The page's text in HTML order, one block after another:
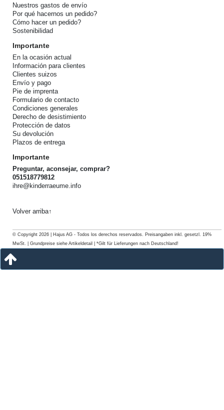
Nuestros gastos de envío
Por qué hacernos un pedido?
Cómo hacer un pedido?
Sostenibilidad
Importante
En la ocasión actual
Información para clientes
Clientes suizos
Envío y pago
Pie de imprenta
Formulario de contacto
Condiciones generales
Derecho de desistimiento
Protección de datos
Su devolución
Plazos de entrega
Importante
Preguntar, aconsejar, comprar?
051518779812
ihre@kinderraeume.info
Volver arriba↑
© Copyright 2026 | Hajus AG - Todos los derechos reservados. Preisangaben inkl. gesetzl. 19%
MwSt. | Grundpreise siehe Artikeldetail | *Gilt für Lieferungen nach Deutschland!